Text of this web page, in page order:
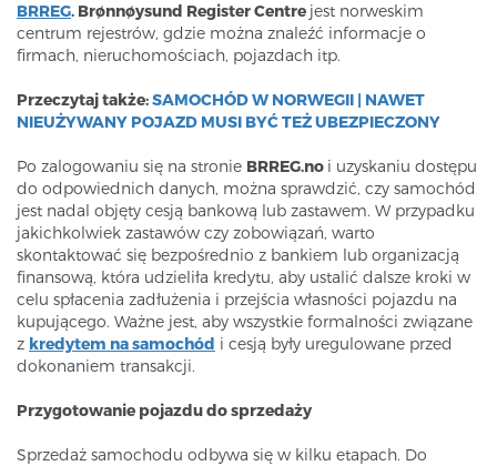
BRREG. Brønnøysund Register Centre jest norweskim
centrum rejestrów, gdzie można znaleźć informacje o
firmach, nieruchomościach, pojazdach itp.
Przeczytaj także:SAMOCHÓD W NORWEGII | NAWET
NIEUŻYWANY POJAZD MUSI BYĆ TEŻ UBEZPIECZONY
Po zalogowaniu się na stronie BRREG.no i uzyskaniu dostępu
do odpowiednich danych, można sprawdzić, czy samochód
jest nadal objęty cesją bankową lub zastawem. W przypadku
jakichkolwiek zastawów czy zobowiązań, warto
skontaktować się bezpośrednio z bankiem lub organizacją
finansową, która udzieliła kredytu, aby ustalić dalsze kroki w
celu spłacenia zadłużenia i przejścia własności pojazdu na
kupującego. Ważne jest, aby wszystkie formalności związane
z kredytem na samochód i cesją były uregulowane przed
dokonaniem transakcji.
Przygotowanie pojazdu do sprzedaży
Sprzedaż samochodu odbywa się w kilku etapach. Do